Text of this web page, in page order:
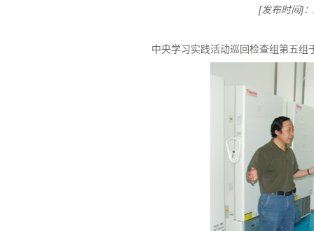
[发布时间]
中央学习实践活动巡回检查组第五组